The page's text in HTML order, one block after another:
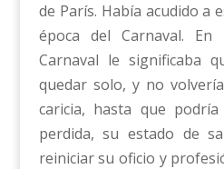
de París. Había acudido a
época del Carnaval.
Carnaval le significaba
quedar solo, y no
caricia, hasta que
perdida, su estado de
reiniciar su oficio y